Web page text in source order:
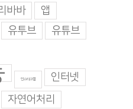
바바
앱
유투브
유튜브
인스타그램
인터넷
자연어처리